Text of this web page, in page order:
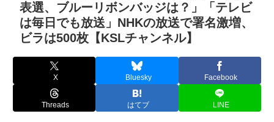
表選、ブルーリボンバッジは？」「テレビ
は毎日でも放送」NHKの放送で署名激増、
ビラは500枚【KSLチャンネル】
X Bluesky Facebook
Threads はてブ LINE